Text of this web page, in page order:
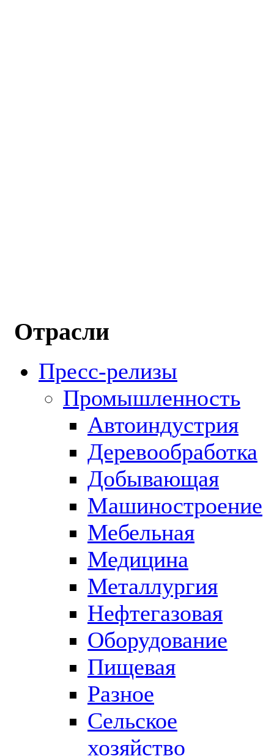
Отрасли
Пресс-релизы
Промышленность
Автоиндустрия
Деревообработка
Добывающая
Машиностроение
Мебельная
Медицина
Металлургия
Нефтегазовая
Оборудование
Пищевая
Разное
Сельское
хозяйство